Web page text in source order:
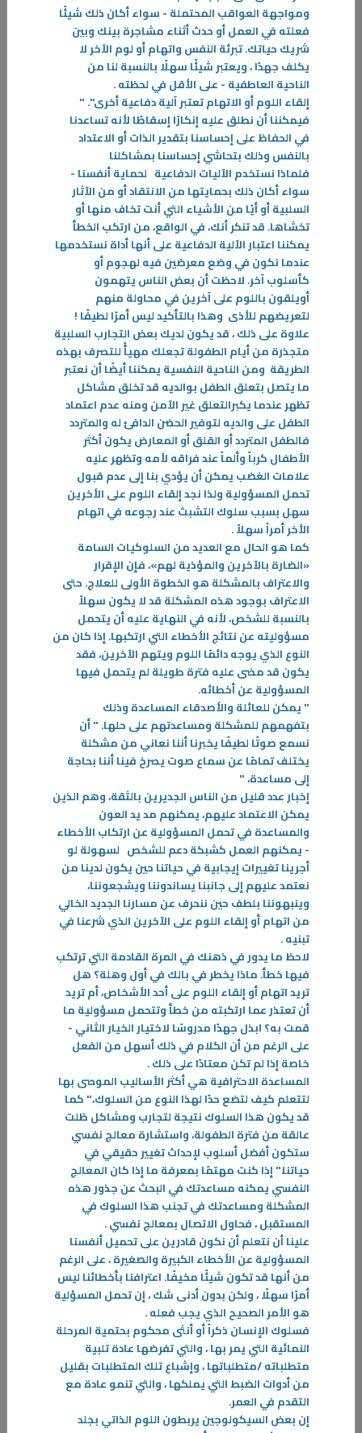
توقف عن إرضاء الآخرين
يعتبر المؤلف باتريك كينغ من أشهر الكتّاب والمدربين في فن المحادثة وفن
التواصل في أمريكا ، ولقد صدر له عدة كتب في مجال تطور النفس
النجاح علاج النفس القلقة، الخائفة، المتشائمة، اليائسة. والنجاح من أحسن
مضادات القلق ومن أفضل مضادات الاكتئاب
المثابر ( تيم س. غروفر)
كل شيء في هذا الكتاب يتعلّق بالرفع من مستوى التميّز الخاص بك، والذهاب
إلى أبعد ممّا تعرفه أو تفكر فيه، أبعد ممّا حاول أيّ شخص تعليمك.
ومواجهة العواقب المحتملة - سواء أكان ذلك شيئًا
فعلته في العمل أو حدث أثناء مشاجرة بينك وبين
شريك حياتك. تبرئة النفس واتهام أو لوم الآخر لا
يكلف جهدًا ، ويعتبر شيئًا سهلًا بالنسبة لنا من
الناحية العاطفية - على الأقل في لحظته.
إلقاء اللوم أو الاتهام تعتبر آلية دفاعية أخرى". "
فيمكننا أن نطلق عليه إنكارًا إسقاطًا لأنه تساعدنا
في الحفاظ على إحساسنا بتقدير الذات أو الاعتداد
بالنفس وذلك بتحاشي إحساسنا بمشاكلنا
فلماذا نستخدم الآليات الدفاعية لحماية أنفسنا -
سواء أكان ذلك بحمايتها من الانتقاد أو من الآثار
السلبية أو أيًا من الأشياء التي أنت تخاف منها أو
تخشاها. قد تنكر أنك، في الواقع، من ارتكب الخطأ
يمكننا اعتبار الآلية الدفاعية على أنها أداة نستخدمها
عندما نكون في وضع معرضين فيه لهجوم أو
كأسلوب آخر. لاحظت أن بعض الناس يتهمون
أويلقون باللوم على آخرين في محاولة منهم
لتعريضهم للأذى وهذا بالتأكيد ليس أمرًا لطيفًا !
علاوة على ذلك ، قد يكون لديك بعض التجارب السلبية
متجذرة من أيام الطفولة تجعلك مهيأً للتصرف بهذه
الطريقة ومن الناحية النفسية يمكننا أيضًا أن نعتبر
ما يتصل بتعلق الطفل بوالديه قد تخلق مشاكل
تظهر عندما يكبرالتعلق غير الآمن ومنه عدم اعتماد
الطفل على والديه لتوفير الحضن الدافئ له والمتردد
فالطفل المتردد أو القلق أو المعارض يكون أكثر
الأطفال كرباً وألماً عند فراقه لأمه وتظهر عليه
علامات الغضب يمكن أن يؤدي بنا إلى عدم قبول
تحمل المسؤولية ولذا نجد إلقاء اللوم على الأخرين
سهل بسبب سلوك التشبث عند رجوعه في اتهام
الأخر أمراً سهلاً.
كما هو الحال مع العديد من السلوكيات السامة
«الضارة بالآخرين والمؤذية لهم»، فإن الإقرار
والاعتراف بالمشكلة هو الخطوة الأولى للعلاج. حتى
الاعتراف بوجود هذه المشكلة قد لا يكون سهلاً
بالنسبة للشخص، لأنه في النهاية عليه أن يتحمل
مسؤوليته عن نتائج الأخطاء التي ارتكبها. إذا كان من
النوع الذي يوجه دائمًا اللوم ويتهم الآخرين، فقد
يكون قد مضى عليه فترة طويلة لم يتحمل فيها
المسؤولية عن أخطائه.
" يمكن للعائلة والأصدقاء المساعدة وذلك
بتفهمهم للمشكلة ومساعدتهم على حلها. " أن
نسمع صوتًا لطيفًا يخبرنا أننا نعاني من مشكلة
يختلف تمامًا عن سماع صوت يصرخ فينا أننا بحاجة
إلى مساعدة،"
إخبار عدد قليل من الناس الجديرين بالثقة، وهم الذين
يمكن الاعتماد عليهم، يمكنهم مد يد العون
والمساعدة في تحمل المسؤولية عن ارتكاب الأخطاء
- يمكنهم العمل كشبكة دعم للشخص لسهولة لو
أجرينا تغييرات إيجابية في حياتنا حين يكون لدينا من
نعتمد عليهم إلى جانبنا يساندوننا ويشجعوننا،
وينبهوننا بلطف حين ننحرف عن مسارنا الجديد الخالي
من اتهام أو إلقاء اللوم على الآخرين الذي شرعنا في
تبنيه.
لاحظ ما يدور في ذهنك في المرة القادمة التي ترتكب
فيها خطأ. ماذا يخطر في بالك في أول وهلة؟ هل
تريد اتهام أو إلقاء اللوم على أحد الأشخاص، أم تريد
أن تعتذر عما ارتكبته من خطأ وتتحمل مسؤولية ما
قمت به؟ ابذل جهدًا مدروسًا لاختيار الخيار الثاني -
على الرغم من أن الكلام في ذلك أسهل من الفعل
خاصة إذا لم تكن معتادًا على ذلك.
المساعدة الاحترافية هي أكثر الأساليب الموصى بها
لتتعلم كيف لتضع حدًا لهذا النوع من السلوك،" كما
قد يكون هذا السلوك نتيجة لتجارب ومشاكل ظلت
عالقة من فترة الطفولة، واستشارة معالج نفسي
ستكون أفضل أسلوب لإحداث تغيير حقيقي في
حياتنا." إذا كنت مهتمًا بمعرفة ما إذا كان المعالج
النفسي يمكنه مساعدتك في البحث عن جذور هذه
المشكلة ومساعدتك في تجنب هذا السلوك في
المستقبل ، فحاول الاتصال بمعالج نفسي.
علينا أن نتعلم أن نكون قادرين على تحميل أنفسنا
المسؤولية عن الأخطاء الكبيرة والصغيرة ، على الرغم
من أنها قد تكون شيئًا مخيفًا. اعترافنا بأخطائنا ليس
أمرًا سهلًا ، ولكن بدون أدنى شك ، إن تحمل المسؤلية
هو الأمر الصحيح الذي يجب فعله.
فسلوك الإنسان ذكراً أو أنثى محكوم بحتمية المرحلة
النمائية التي يمر بها ، والتي تفرضها عادة تلبية
متطلباته /متطلباتها ، وإشباع تلك المتطلبات بقليل
من أدوات الضبط التي يملكها ، والتي تنمو عادة مع
التقدم في العمر.
إن بعض السيكولوجين يربطون اللوم الذاتي بجلد